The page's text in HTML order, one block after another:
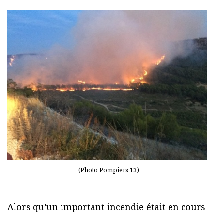
(Photo Pompiers 13)
Alors qu’un important incendie était en cours